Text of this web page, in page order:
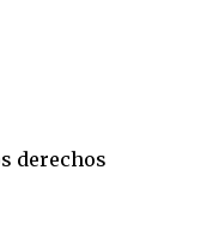
derechos